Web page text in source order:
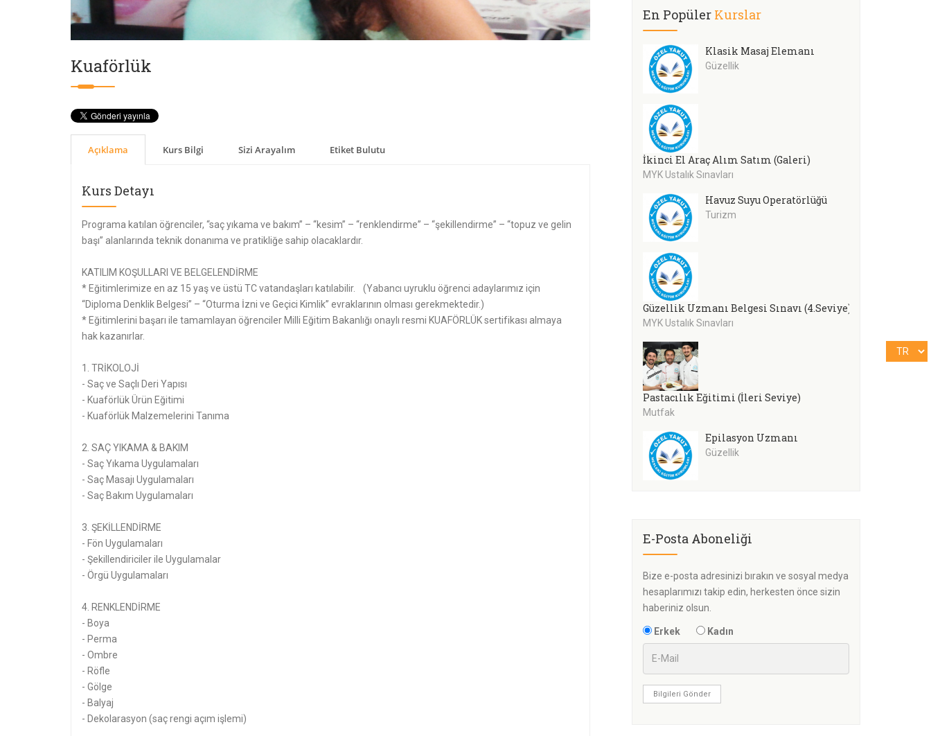
Kuaförlük
Açıklama Kurs Bilgi Sizi Arayalım Etiket Bulutu
Kurs Detayı
Programa katılan öğrenciler, “saç yıkama ve bakım” – “kesim” – “renklendirme” – “şekillendirme” – “topuz ve gelin
başı” alanlarında teknik donanıma ve pratikliğe sahip olacaklardır.
KATILIM KOŞULLARI VE BELGELENDİRME
* Eğitimlerimize en az 15 yaş ve üstü TC vatandaşları katılabilir. (Yabancı uyruklu öğrenci adaylarımız için
“Diploma Denklik Belgesi” – “Oturma İzni ve Geçici Kimlik” evraklarının olması gerekmektedir.)
* Eğitimlerini başarı ile tamamlayan öğrenciler Milli Eğitim Bakanlığı onaylı resmi KUAFÖRLÜK sertifikası almaya
hak kazanırlar.
1. TRİKOLOJİ
- Saç ve Saçlı Deri Yapısı
- Kuaförlük Ürün Eğitimi
- Kuaförlük Malzemelerini Tanıma
2. SAÇ YIKAMA & BAKIM
- Saç Yıkama Uygulamaları
- Saç Masajı Uygulamaları
- Saç Bakım Uygulamaları
3. ŞEKİLLENDİRME
- Fön Uygulamaları
- Şekillendiriciler ile Uygulamalar
- Örgü Uygulamaları
4. RENKLENDİRME
- Boya
- Perma
- Ombre
- Röfle
- Gölge
- Balyaj
- Dekolarasyon (saç rengi açım işlemi)
En Popüler Kurslar
Klasik Masaj Elemanı
Güzellik
İkinci El Araç Alım Satım (Galeri)
MYK Ustalık Sınavları
Havuz Suyu Operatörlüğü
Turizm
Güzellik Uzmanı Belgesi Sınavı (4.Seviye)
MYK Ustalık Sınavları
Pastacılık Eğitimi (İleri Seviye)
Mutfak
Epilasyon Uzmanı
Güzellik
E-Posta Aboneliği
Bize e-posta adresinizi bırakın ve sosyal medya
hesaplarımızı takip edin, herkesten önce sizin
haberiniz olsun.
Erkek Kadın
Bilgileri Gönder